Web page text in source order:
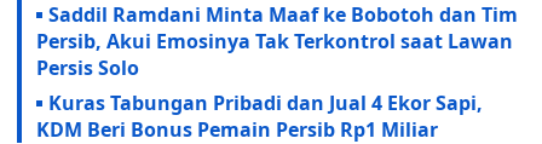
Saddil Ramdani Minta Maaf ke Bobotoh dan Tim
Persib, Akui Emosinya Tak Terkontrol saat Lawan
Persis Solo
Kuras Tabungan Pribadi dan Jual 4 Ekor Sapi,
KDM Beri Bonus Pemain Persib Rp1 Miliar